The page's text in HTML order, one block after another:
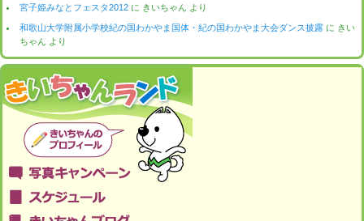
宮子姫みなとフェスタ2012 に きいちゃん より
和歌山大学附属小学校紀の国わかやま国体・紀の国わかやま大会ダンス披露 に きい
ちゃん より